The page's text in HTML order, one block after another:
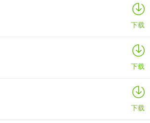
下载
下载
下载